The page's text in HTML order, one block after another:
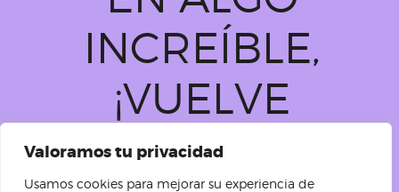
Valoramos tu privacidad
Usamos cookies para mejorar su experiencia de
INCREÍBLE,
¡VUELVE
PRONTO!